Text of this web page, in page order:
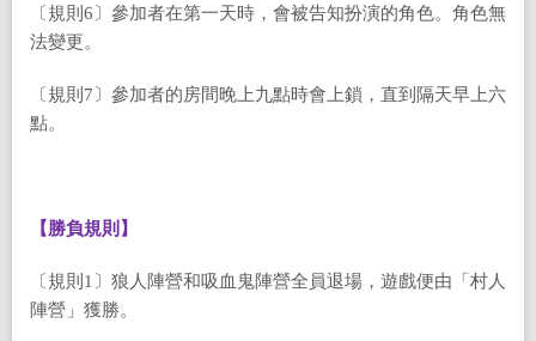
〔規則6〕參加者在第一天時，會被告知扮演的角色。角色無
法變更。
〔規則7〕參加者的房間晚上九點時會上鎖，直到隔天早上六
點。
【勝負規則】
〔規則1〕狼人陣營和吸血鬼陣營全員退場，遊戲便由「村人
陣營」獲勝。